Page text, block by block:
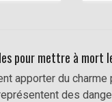
pour mettre à mort
apporter du
des